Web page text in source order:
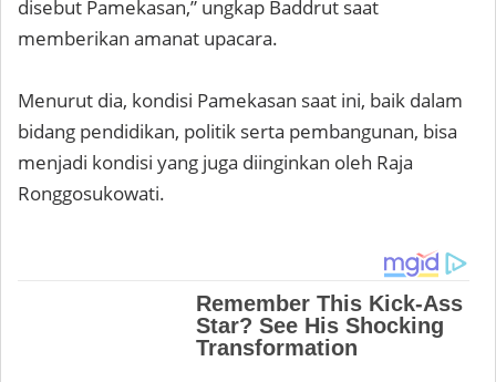
disebut Pamekasan,” ungkap Baddrut saat
memberikan amanat upacara.
Menurut dia, kondisi Pamekasan saat ini, baik dalam
bidang pendidikan, politik serta pembangunan, bisa
menjadi kondisi yang juga diinginkan oleh Raja
Ronggosukowati.